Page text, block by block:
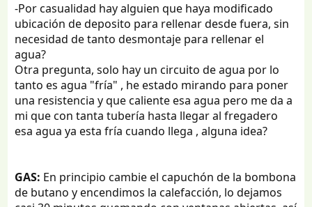
-Por casualidad hay alguien que haya modificado
ubicación de deposito para rellenar desde fuera, sin
necesidad de tanto desmontaje para rellenar el
agua?
Otra pregunta, solo hay un circuito de agua por lo
tanto es agua "fría" , he estado mirando para poner
una resistencia y que caliente esa agua pero me da a
mi que con tanta tubería hasta llegar al fregadero
esa agua ya esta fría cuando llega , alguna idea?
GAS: En principio cambie el capuchón de la bombona
de butano y encendimos la calefacción, lo dejamos